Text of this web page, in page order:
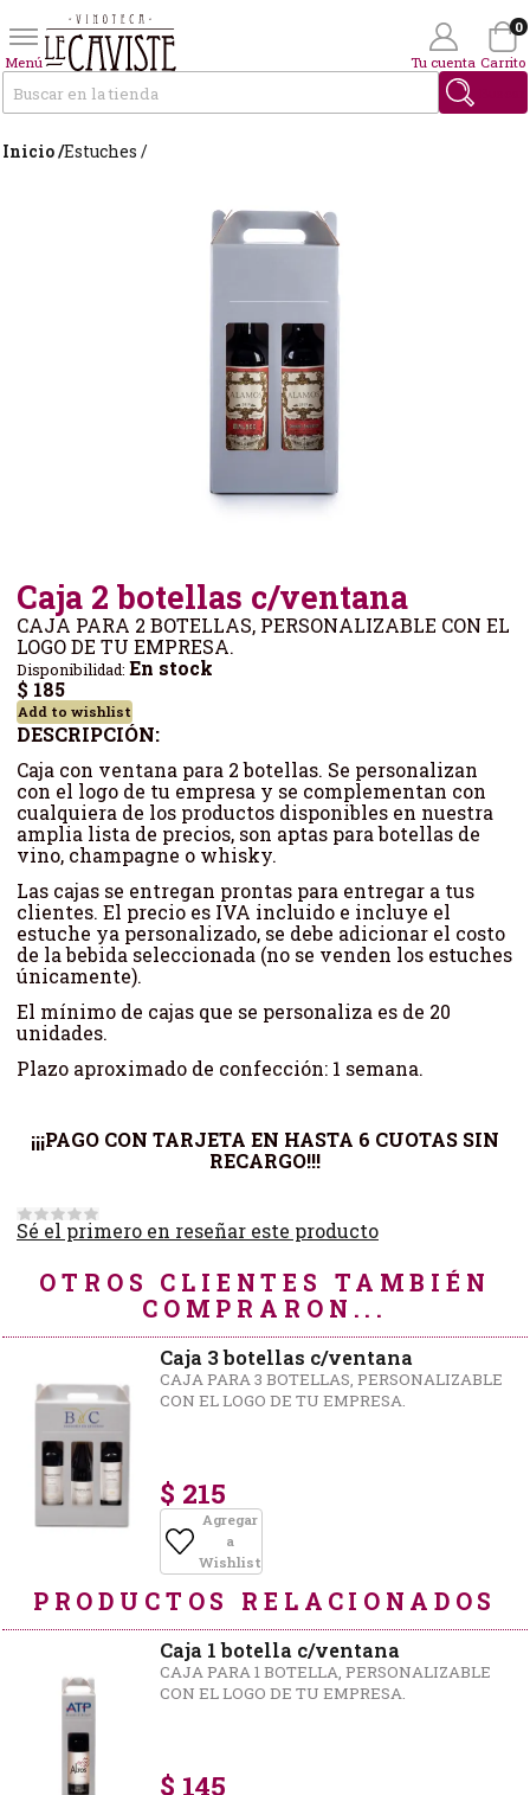
Menú Tu cuenta Carrito
0
Inicio /Estuches /
Caja 2 botellas c/ventana
CAJA PARA 2 BOTELLAS, PERSONALIZABLE CON EL
LOGO DE TU EMPRESA.
Disponibilidad: En stock
$ 185
Add to wishlist
DESCRIPCIÓN:
Caja con ventana para 2 botellas. Se personalizan
con el logo de tu empresa y se complementan con
cualquiera de los productos disponibles en nuestra
amplia lista de precios, son aptas para botellas de
vino, champagne o whisky.
Las cajas se entregan prontas para entregar a tus
clientes. El precio es IVA incluido e incluye el
estuche ya personalizado, se debe adicionar el costo
de la bebida seleccionada (no se venden los estuches
únicamente).
El mínimo de cajas que se personaliza es de 20
unidades.
Plazo aproximado de confección: 1 semana.
¡¡¡PAGO CON TARJETA EN HASTA 6 CUOTAS SIN
RECARGO!!!
Sé el primero en reseñar este producto
OTROS CLIENTES TAMBIÉN
COMPRARON...
Caja 3 botellas c/ventana
CAJA PARA 3 BOTELLAS, PERSONALIZABLE
CON EL LOGO DE TU EMPRESA.
$ 215
Agregar
a
Wishlist
PRODUCTOS RELACIONADOS
Caja 1 botella c/ventana
CAJA PARA 1 BOTELLA, PERSONALIZABLE
CON EL LOGO DE TU EMPRESA.
$ 145